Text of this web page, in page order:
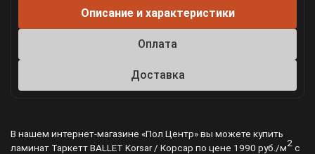
Описание и характеристики
Оплата
Доставка
В нашем интернет-магазине «Пол Центр» вы можете купить
ламинат Таркетт BALLET Korsar / Корсар по цене 1990 руб./м2с